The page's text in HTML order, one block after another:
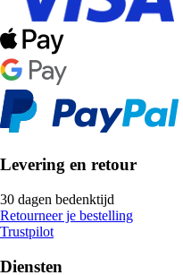
Levering en retour
30 dagen bedenktijd
Retourneer je bestelling
Trustpilot
Diensten